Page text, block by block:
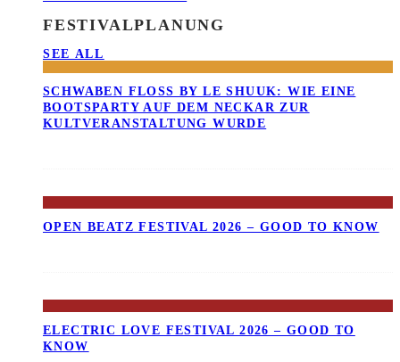
FESTIVALPLANUNG
SEE ALL
SCHWABEN FLOSS BY LE SHUUK: WIE EINE B
OOTSPARTY AUF DEM NECKAR ZUR K
ULTVERANSTALTUNG WURDE
OPEN BEATZ FESTIVAL 2026 – GOOD TO KNOW
ELECTRIC LOVE FESTIVAL 2026 – GOOD TO
KNOW